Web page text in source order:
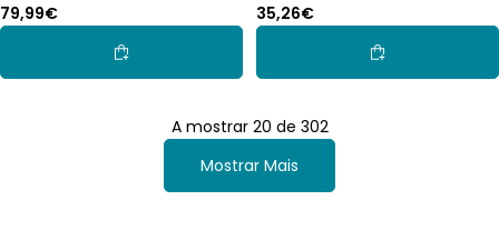
Preço
normal
79,99€
Adicionar Ao Carrinho
Preço
normal
35,26€
Adicionar Ao
A mostrar 20 de 302
Mostrar Mais